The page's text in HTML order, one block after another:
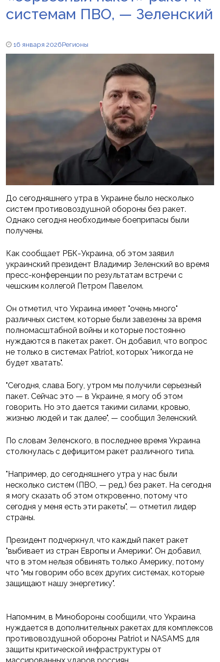
системам ПВО, — Зеленский
16 января 2026Регионы
До сегодняшнего утра в Украине было несколько
систем противовоздушной обороны без ракет.
Однако сегодня необходимые боеприпасы были
получены.
Как сообщает РБК-Украина, об этом заявил
украинский президент Владимир Зеленский во время
пресс-конференции по результатам встречи с
чешским коллегой Петром Павелом.
Он отметил, что Украина имеет "очень много"
различных систем, которые были завезены за время
полномасштабной войны и которые постоянно
нуждаются в пакетах ракет. Он добавил, что вопрос
не только в системах Patriot, которых "никогда не
будет хватать".
"Сегодня, слава Богу, утром мы получили серьезный
пакет. Сейчас это — в Украине, я могу об этом
говорить. Но это дается такими силами, кровью,
жизнью людей и так далее", — сообщил Зеленский.
По словам Зеленского, в последнее время Украина
столкнулась с дефицитом ракет различного типа.
"Например, до сегодняшнего утра у нас были
несколько систем (ПВО, — ред.) без ракет. На сегодня
я могу сказать об этом откровенно, потому что
сегодня у меня есть эти ракеты", — отметил лидер
страны.
Президент подчеркнул, что каждый пакет ракет
"выбивает из стран Европы и Америки". Он добавил,
что в этом нельзя обвинять только Америку, потому
что "мы говорим обо всех других системах, которые
защищают нашу энергетику".
Напомним, в Минобороны сообщили, что Украина
нуждается в дополнительных ракетах для комплексов
противовоздушной обороны Patriot и NASAMS для
защиты критической инфраструктуры от